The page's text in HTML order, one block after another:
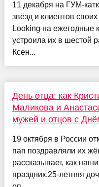
11 декабря на ГУМ-
звёзд и клиентов
Looking на ежегодные
устроила их в шестой
Ксен...
День отца: как
Маликова и
мужей и отцов с
19 октября в России
пап поздравляли их
рассказывает, как
праздник.25-летняя